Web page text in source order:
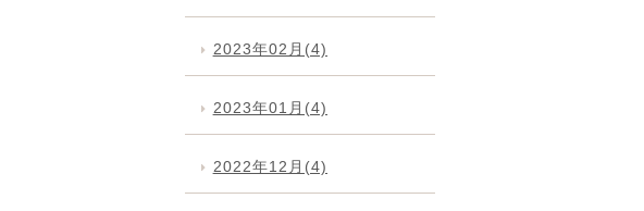
2023年02月(4)
2023年01月(4)
2022年12月(4)